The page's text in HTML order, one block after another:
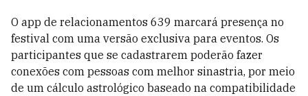
O app de relacionamentos 639 marcará presença no
festival com uma versão exclusiva para eventos. Os
participantes que se cadastrarem poderão fazer
conexões com pessoas com melhor sinastria, por meio
de um cálculo astrológico baseado na compatibilidade